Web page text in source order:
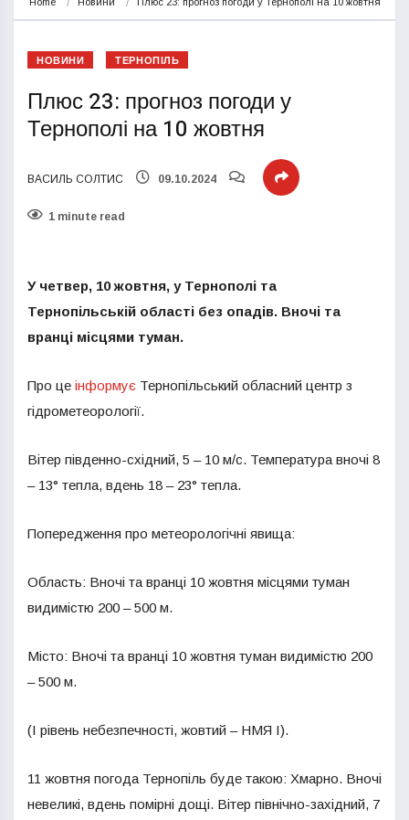
НОВИНИ ТЕРНОПІЛЬ
Плюс 23: прогноз погоди у
Тернополі на 10 жовтня
ВАСИЛЬ СОЛТИС 09.10.2024
1 minute read
У четвер, 10 жовтня, у Тернополі та
Тернопільській області без опадів. Вночі та
вранці місцями туман.
Про це інформує Тернопільський обласний центр з
гідрометеорології.
Вітер південно-східний, 5 – 10 м/с. Температура вночі 8
– 13° тепла, вдень 18 – 23° тепла.
Попередження про метеорологічні явища:
Область: Вночі та вранці 10 жовтня місцями туман
видимістю 200 – 500 м.
Місто: Вночі та вранці 10 жовтня туман видимістю 200
– 500 м.
(І рівень небезпечності, жовтий – НМЯ І).
11 жовтня погода Тернопіль буде такою: Хмарно. Вночі
невеликі, вдень помірні дощі. Вітер північно-західний, 7